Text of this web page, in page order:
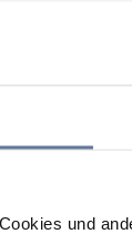
und